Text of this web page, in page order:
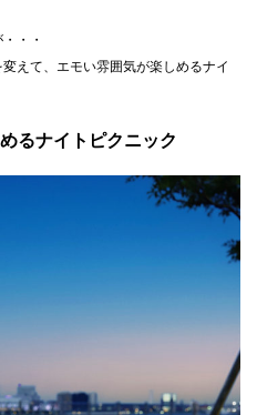
・・
えて、エモい雰囲気が楽しめるナイ
るナイトピクニック